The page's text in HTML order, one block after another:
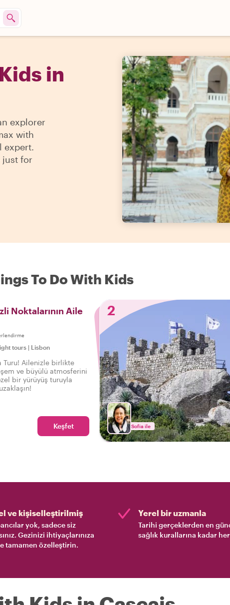
in
explorer
with
expert.
just for
To Do With Kids
Noktalarının Aile
tours | Lisbon
Turu! Ailenizle birlikte
ve büyülü atmosferini
bir yürüyüş turuyla
Keşfet
2
Sofia ile
ve kişiselleştirilmiş
yok, sadece siz
Gezinizi ihtiyaçlarınıza
tamamen özelleştirin.
Yerel bir uzmanla
Tarihi gerçeklerden en
sağlık kurallarına kadar